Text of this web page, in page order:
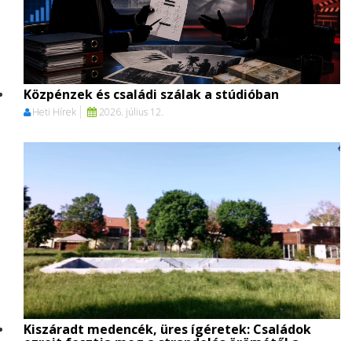
Közpénzek és családi szálak a stúdióban
Heti Hírek 2026. július 12.
Kiszáradt medencék, üres ígéretek: Családok